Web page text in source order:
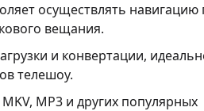
осуществлять навигацию
вещания.
и конвертации,
телешоу.
MP3 и других популярных